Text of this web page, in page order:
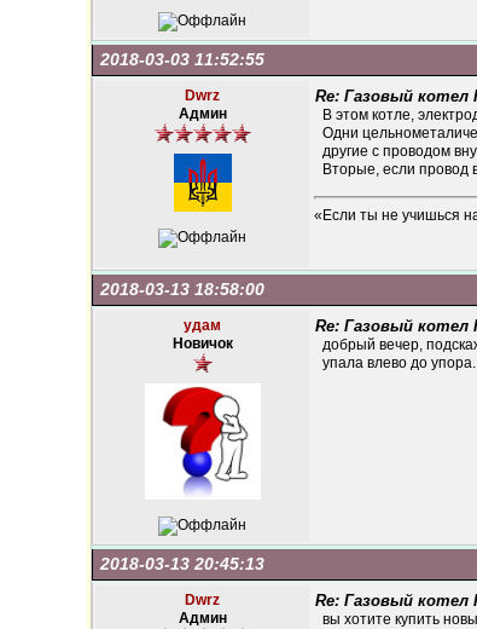
2018-03-03 11:52:55
Dwrz
Админ
Re: Газовый котел
В этом котле,
Одни
другие с проводом
Вторые, если провод
«Если ты не учишься
2018-03-13 18:58:00
удам
Новичок
Re: Газовый котел
добрый вечер,
упала влево до
2018-03-13 20:45:13
Dwrz
Админ
Re: Газовый котел
вы хотите купить